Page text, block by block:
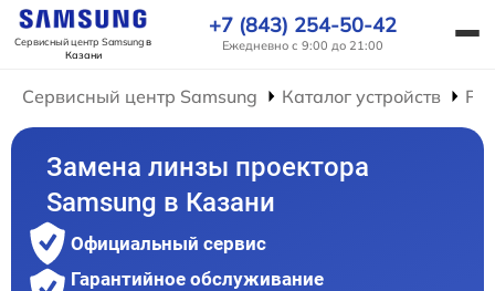
Сервисный центр Samsungв
Казани
+7 (843) 254-50-42
Ежедневно с 9:00 до 21:00
Сервисный центр Samsung Каталог устройств
Замена линзы проектора
Samsung в Казани
Официальный сервис
Гарантийное обслуживание